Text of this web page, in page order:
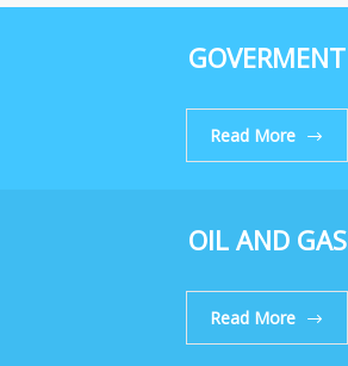
GOVERMENT
Read More
OIL AND GAS
Read More